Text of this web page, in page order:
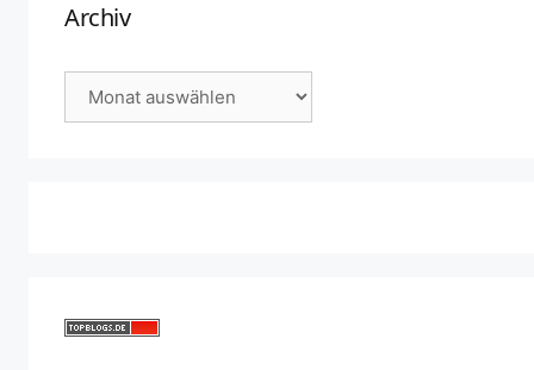
Archiv
Archiv